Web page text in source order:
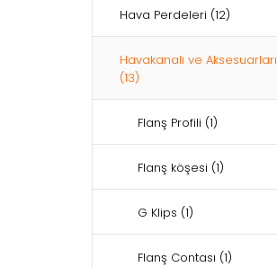
Hava Perdeleri (12)
Havakanalı ve Aksesuarları
(13)
Flanş Profili (1)
Flanş köşesi (1)
G Klips (1)
Flanş Contası (1)